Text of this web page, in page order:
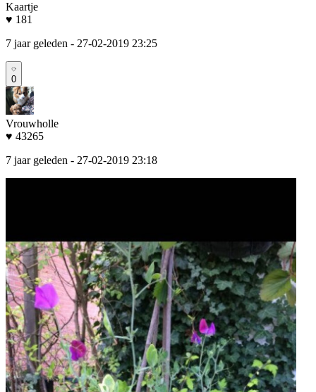
Kaartje
♥ 181
7 jaar geleden - 27-02-2019 23:25
0
Vrouwholle
♥ 43265
7 jaar geleden - 27-02-2019 23:18